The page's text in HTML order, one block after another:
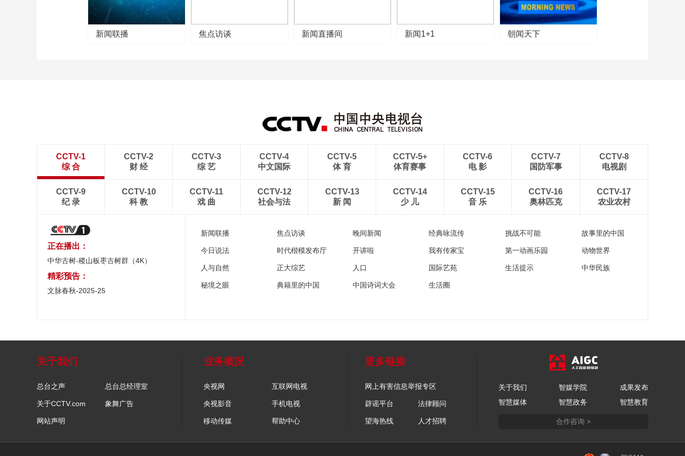
新闻联播 焦点访谈 新闻直播间 新闻1+1 朝闻天下
CCTV-1
综 合
CCTV-2
财 经
CCTV-3
综 艺
CCTV-4
中文国际
CCTV-5
体 育
CCTV-5+
体育赛事
CCTV-6
电 影
CCTV-7
国防军事
CCTV-8
电视剧
CCTV-9
纪 录
CCTV-10
科 教
CCTV-11
戏 曲
CCTV-12
社会与法
CCTV-13
新 闻
CCTV-14
少 儿
CCTV-15
音 乐
CCTV-16
奥林匹克
CCTV-17
农业农村
正在播出：
中华古树-稷山板枣古树群（4K）
精彩预告：
文脉春秋-2025-25
新闻联播 焦点访谈 晚间新闻 经典咏流传 挑战不可能 故事里的中国
今日说法 时代楷模发布厅 开讲啦 我有传家宝 第一动画乐园 动物世界
人与自然 正大综艺 人口 国际艺苑 生活提示 中华民族
秘境之眼 典籍里的中国 中国诗词大会 生活圈
关于我们
总台之声 总台总经理室
关于CCTV.com 象舞广告
网站声明
业务概况
央视网 互联网电视
央视影音 手机电视
移动传媒 帮助中心
更多链接
网上有害信息举报专区
辟谣平台 法律顾问
望海热线 人才招聘
关于我们 智媒学院
成果发布
智慧媒体
智慧政务 智慧教育
合作咨询 >